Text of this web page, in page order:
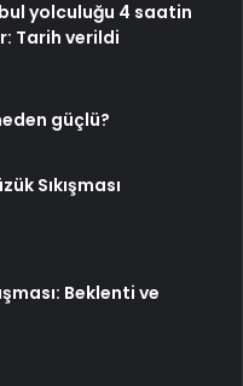
yolculuğu 4 saatin
Tarih verildi
güçlü?
Sıkışması
Beklenti ve